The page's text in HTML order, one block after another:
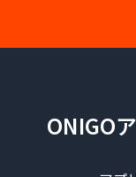
ONIGO